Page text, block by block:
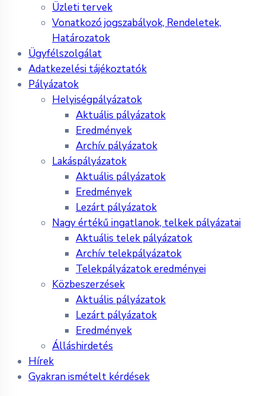
Üzleti tervek
Vonatkozó jogszabályok, Rendeletek,
Határozatok
Ügyfélszolgálat
Adatkezelési tájékoztatók
Pályázatok
Helyiségpályázatok
Aktuális pályázatok
Eredmények
Archív pályázatok
Lakáspályázatok
Aktuális pályázatok
Eredmények
Lezárt pályázatok
Nagy értékű ingatlanok, telkek pályázatai
Aktuális telek pályázatok
Archív telekpályázatok
Telekpályázatok eredményei
Közbeszerzések
Aktuális pályázatok
Lezárt pályázatok
Eredmények
Álláshirdetés
Hírek
Gyakran ismételt kérdések